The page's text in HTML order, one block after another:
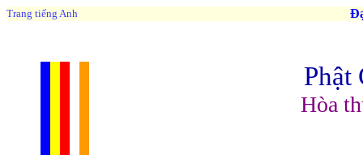
Trang tiếng Anh
Phật
Hòa